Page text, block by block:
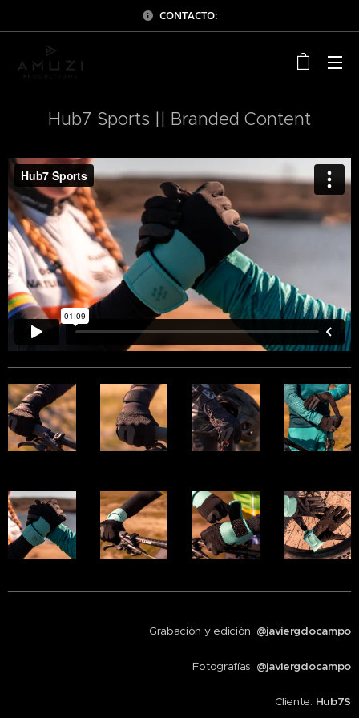
CONTACTO:
Hub7 Sports || Branded Content
Grabación y edición: @javiergdocampo
Fotografías: @javiergdocampo
Cliente: Hub7S